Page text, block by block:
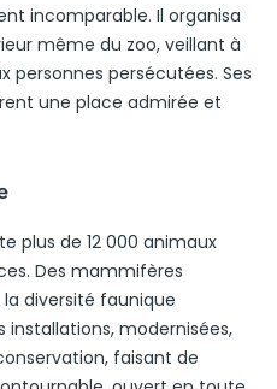
incomparable. Il organisa
même du zoo, veillant à
personnes persécutées. Ses
une place admirée et
plus de 12 000 animaux
Des mammifères
diversité faunique
installations, modernisées,
faisant de